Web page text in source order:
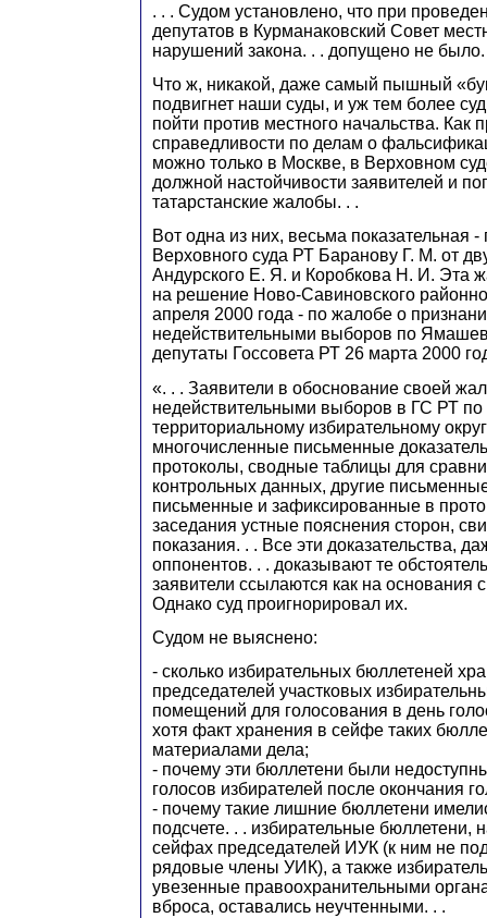
. . . Судом установлено, что при
депутатов в Курманаковский Совет
нарушений закона. . . допущено не было.
Что ж, никакой, даже самый пышный
подвигнет наши суды, и уж тем более
пойти против местного начальства. Как
справедливости по делам о
можно только в Москве, в Верховном
должной настойчивости заявителей и
татарстанские жалобы. . .
Вот одна из них, весьма показательная
Верховного суда РТ Баранову Г. М. от
Андурского Е. Я. и Коробкова Н. И. Эта
на решение Ново-Савиновского
апреля 2000 года - по жалобе о
недействительными выборов по
депутаты Госсовета РТ 26 марта 2000
«. . . Заявители в обоснование своей
недействительными выборов в ГС РТ
территориальному избирательному
многочисленные письменные
протоколы, сводные таблицы для
контрольных данных, другие
письменные и зафиксированные в
заседания устные пояснения сторон,
показания. . . Все эти доказательства,
оппонентов. . . доказывают те
заявители ссылаются как на основания
Однако суд проигнорировал их.
Судом не выяснено:
- сколько избирательных бюллетеней
председателей участковых
помещений для голосования в день
хотя факт хранения в сейфе таких
материалами дела;
- почему эти бюллетени были
голосов избирателей после окончания
- почему такие лишние бюллетени
подсчете. . . избирательные бюллетени,
сейфах председателей ИУК (к ним не
рядовые члены УИК), а также
увезенные правоохранительными
вброса, оставались неучтенными. . .